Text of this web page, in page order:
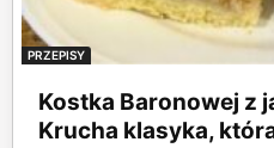
PRZEPISY
Kostka Baronowej z
Krucha klasyka,